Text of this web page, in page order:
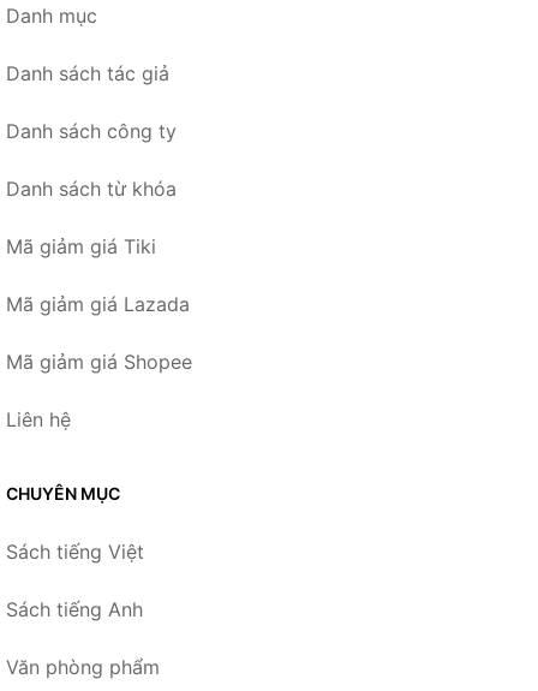
Danh mục
Danh sách tác giả
Danh sách công ty
Danh sách từ khóa
Mã giảm giá Tiki
Mã giảm giá Lazada
Mã giảm giá Shopee
Liên hệ
CHUYÊN MỤC
Sách tiếng Việt
Sách tiếng Anh
Văn phòng phẩm